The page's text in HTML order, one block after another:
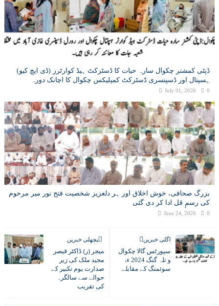
ڈپٹی کمشنر چکوال سارہ حیات کا ڈسٹرکٹ ہیڈ کوارٹرز (ڈی ایچ کیو)
ہسپتال اور ڈسپنسری ڈسٹرکٹ کمپلیکس چکوال کا اچانک دورہ
July 01, 2026 0
بزرگ صحافی، خوش اخلاق اور ہر دلعزیز شخصیت فتح نور میر مرحوم
کی رسمِ قل ادا کر دی گئی
June 24, 2026 0
اگلی خبریں
سپورٹس گالا چکوال
و تلہ گنگ 2024 ء،
سوئمنگ کے مقابلے
پچھلی خبریں
میجر (ر) ڈاکٹر قیصر
مجید ملک کی زیر
صدارت یوم تکبیر کے
حوالے سے سالگرہ
کی تقریب